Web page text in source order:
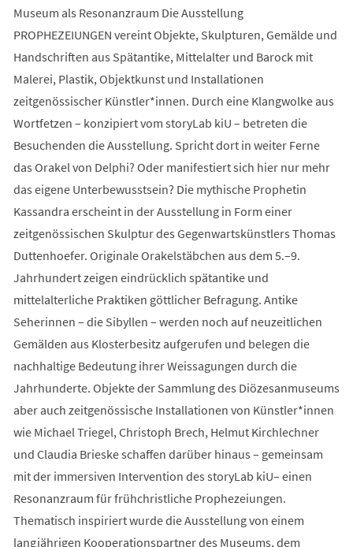
Museum als Resonanzraum Die Ausstellung
PROPHEZEIUNGEN vereint Objekte, Skulpturen, Gemälde und
Handschriften aus Spätantike, Mittelalter und Barock mit
Malerei, Plastik, Objektkunst und Installationen
zeitgenössischer Künstler*innen. Durch eine Klangwolke aus
Wortfetzen – konzipiert vom storyLab kiU – betreten die
Besuchenden die Ausstellung. Spricht dort in weiter Ferne
das Orakel von Delphi? Oder manifestiert sich hier nur mehr
das eigene Unterbewusstsein? Die mythische Prophetin
Kassandra erscheint in der Ausstellung in Form einer
zeitgenössischen Skulptur des Gegenwartskünstlers Thomas
Duttenhoefer. Originale Orakelstäbchen aus dem 5.–9.
Jahrhundert zeigen eindrücklich spätantike und
mittelalterliche Praktiken göttlicher Befragung. Antike
Seherinnen – die Sibyllen – werden noch auf neuzeitlichen
Gemälden aus Klosterbesitz aufgerufen und belegen die
nachhaltige Bedeutung ihrer Weissagungen durch die
Jahrhunderte. Objekte der Sammlung des Diözesanmuseums
aber auch zeitgenössische Installationen von Künstler*innen
wie Michael Triegel, Christoph Brech, Helmut Kirchlechner
und Claudia Brieske schaffen darüber hinaus – gemeinsam
mit der immersiven Intervention des storyLab kiU– einen
Resonanzraum für frühchristliche Prophezeiungen.
Thematisch inspiriert wurde die Ausstellung von einem
langjährigen Kooperationspartner des Museums, dem